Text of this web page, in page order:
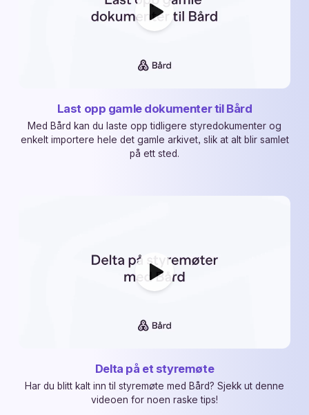
Last opp gamle dokumenter til Bård
Med Bård kan du laste opp tidligere styredokumenter og
enkelt importere hele det gamle arkivet, slik at alt blir samlet
på ett sted.
Delta på et styremøte
Har du blitt kalt inn til styremøte med Bård? Sjekk ut denne
videoen for noen raske tips!